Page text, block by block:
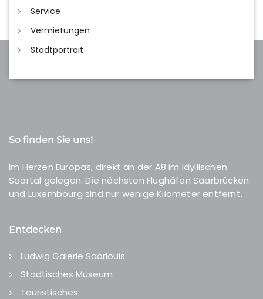
Service
Vermietungen
Stadtportrait
So finden Sie uns!
Im Herzen Europas, direkt an der A8 im idyllischen
Saartal gelegen. Die nächsten Flughäfen Saarbrücken
und Luxembourg sind nur wenige Kilometer entfernt.
Entdecken
Ludwig Galerie Saarlouis
Städtisches Museum
Touristisches